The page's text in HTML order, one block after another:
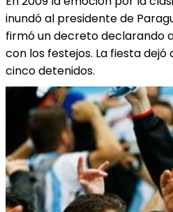
inundó al presidente de
firmó un decreto declarando
con los festejos. La fiesta
cinco detenidos.